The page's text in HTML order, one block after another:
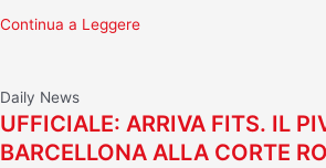
Continua a Leggere
Daily News
UFFICIALE: ARRIVA FITS. IL
BARCELLONA ALLA CORTE